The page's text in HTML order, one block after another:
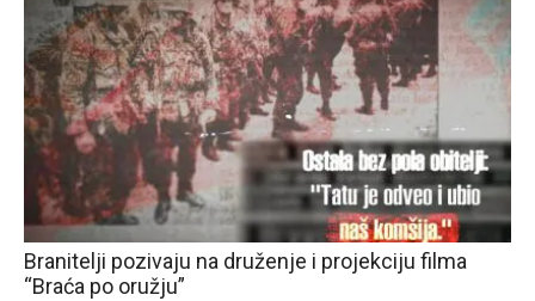
Branitelji pozivaju na druženje i projekciju filma
“Braća po oružju”